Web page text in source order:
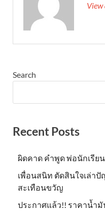
Search
Recent Posts
ผิดคาด คำพูด พ่อนักเรีย
เพื่อนสนิท ตัดสินใจเล่า
สะเทือนขวัญ
ประกาศแล้ว!! ราคาน้ำมั